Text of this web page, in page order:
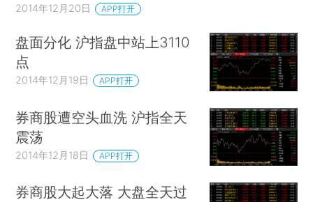
2014年12月20日 APP打开
盘面分化 沪指盘中站上3110
点
2014年12月19日 APP打开
券商股遭空头血洗 沪指全天
震荡
2014年12月18日 APP打开
券商股大起大落 大盘全天过